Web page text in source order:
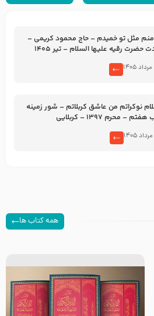
منم مثل تو خمیدم – حاج محمود کریمی –
شهادت حضرت رقیه علیها السلام – تیر ۱۴۰۵
نوکراتم من عاشق کربلاتم – شور زمینه
– شب هفتم – محرم 1397 – کربلایی
همه کتاب ها